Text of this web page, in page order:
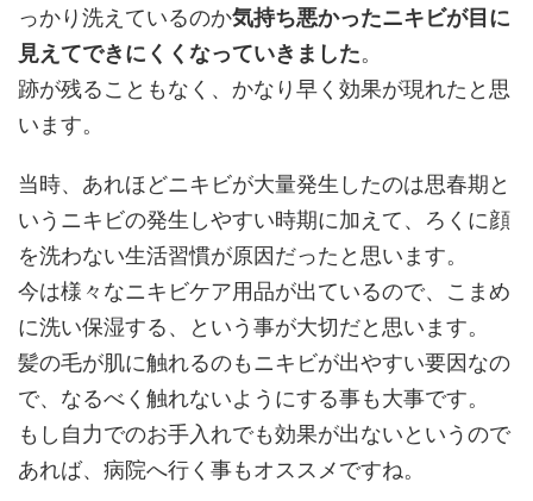
っかり洗えているのか気持ち悪かったニキビが目に
見えてできにくくなっていきました。
跡が残ることもなく、かなり早く効果が現れたと思
います。
当時、あれほどニキビが大量発生したのは思春期と
いうニキビの発生しやすい時期に加えて、ろくに顔
を洗わない生活習慣が原因だったと思います。
今は様々なニキビケア用品が出ているので、こまめ
に洗い保湿する、という事が大切だと思います。
髪の毛が肌に触れるのもニキビが出やすい要因なの
で、なるべく触れないようにする事も大事です。
もし自力でのお手入れでも効果が出ないというので
あれば、病院へ行く事もオススメですね。